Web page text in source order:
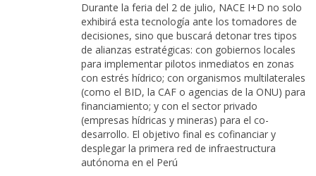
Durante la feria del 2 de julio, NACE I+D no solo
exhibirá esta tecnología ante los tomadores de
decisiones, sino que buscará detonar tres tipos
de alianzas estratégicas: con gobiernos locales
para implementar pilotos inmediatos en zonas
con estrés hídrico; con organismos multilaterales
(como el BID, la CAF o agencias de la ONU) para
financiamiento; y con el sector privado
(empresas hídricas y mineras) para el co-
desarrollo. El objetivo final es cofinanciar y
desplegar la primera red de infraestructura
autónoma en el Perú